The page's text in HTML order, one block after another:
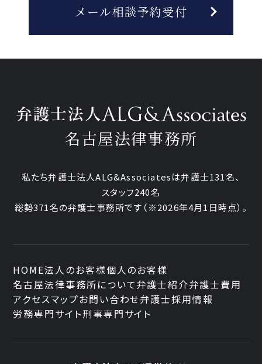
メール相談予約受付
名古屋法律事務所
私たち弁護士法人ALG&Associatesは弁護士131名、
スタッフ240名
総勢371名の弁護士事務所です （※2026年4月1日時点）。
HOME法人のお客様個人のお客様
名古屋法律事務所について弁護士紹介弁護士費用
アクセスマップお問い合わせ弁護士採用情報
労務専門サイト刑事専門サイト